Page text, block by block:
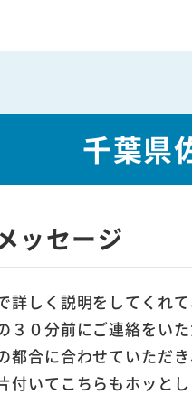
千葉県
ッセージ
詳しく説明をしてくれ
３０分前にご連絡をい
都合に合わせていただ
付いてこちらもホッと